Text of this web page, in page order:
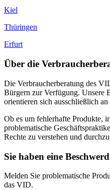
Kiel
Thüringen
Erfurt
Über die
Die Verbraucherberatung des
Bürgern zur Verfügung. Unsere
orientieren sich ausschließlich
Ob es um fehlerhafte Produkte,
problematische
Rechte zu verstehen und
Sie haben eine
Melden Sie problematische
das VID.